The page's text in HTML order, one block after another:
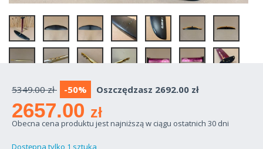
5349.00 zł -50% Oszczędzasz 2692.00 zł
2657.00 zł
Obecna cena produktu jest najniższą w ciągu ostatnich 30 dni
Dostępna tylko 1 sztuka